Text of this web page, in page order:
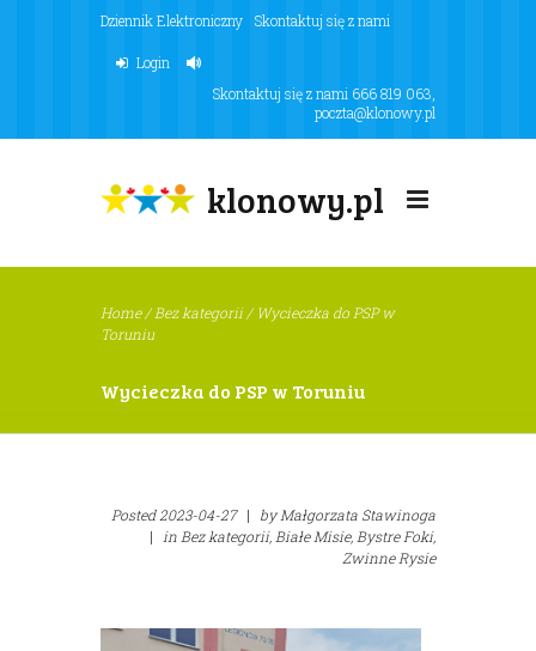
Dziennik Elektroniczny Skontaktuj się z nami
Login
Skontaktuj się z nami 666 819 063
poczta@klonowy.pl
klonowy.pl
Home/Bez kategorii/ Wycieczka do PSP w
Toruniu
Wycieczka do PSP w Toruniu
Posted2023-04-27 | byMałgorzata Stawinoga
| inBez kategorii,Białe Misie,Bystre Foki,
Zwinne Rysie